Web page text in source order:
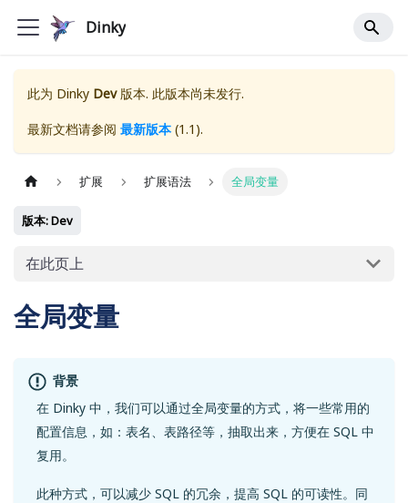
Dinky
此为 Dinky Dev版本. 此版本尚未发行.
最新文档请参阅 最新版本(1.1 ).
扩展 扩展语法 全局变量
版本: Dev
在此页上
全局变量
背景
在 Dinky 中，我们可以通过全局变量的方式，将一些常用的
配置信息，如：表名、表路径等，抽取出来，方便在 SQL 中
复用。
此种方式，可以减少 SQL 的冗余，提高 SQL 的可读性。同